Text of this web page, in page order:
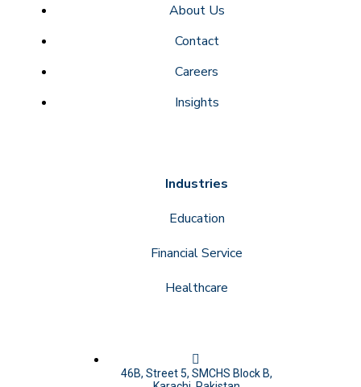
About Us
Contact
Careers
Insights
Industries
Education
Financial Service
Healthcare
46B, Street 5, SMCHS Block B,